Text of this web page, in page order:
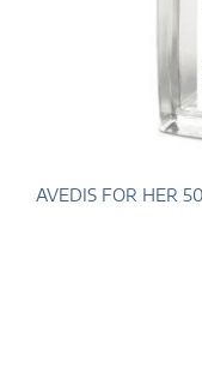
AVEDIS FOR HER